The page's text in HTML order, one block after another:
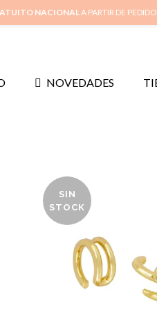
NOVEDADES
SIN
STOCK
NACIONALA PARTIR DE